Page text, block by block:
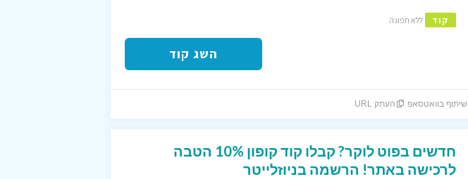
קוד ללא תפוגה
השג קוד
שיתוף בוואטסאפ העתק URL
חדשים בפוט לוקר? קבלו קוד קופון 10% הטבה
לרכישה באתר! הרשמה בניוזלייטר